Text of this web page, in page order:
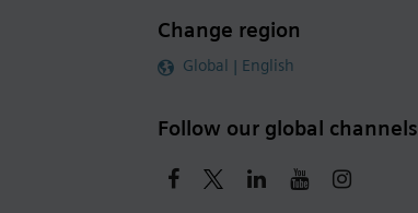
Change region
Global | English
Follow our global channels